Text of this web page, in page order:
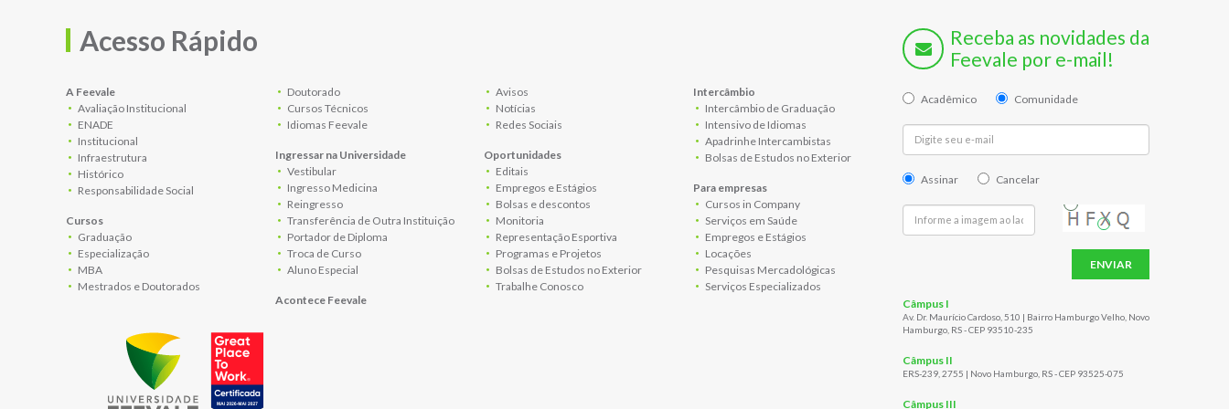
Acesso Rápido
A Feevale
Avaliação Institucional
ENADE
Institucional
Infraestrutura
Histórico
Responsabilidade Social
Cursos
Graduação
Especialização
MBA
Mestrados e Doutorados
Doutorado
Cursos Técnicos
Idiomas Feevale
Ingressar na Universidade
Vestibular
Ingresso Medicina
Reingresso
Transferência de Outra Instituição
Portador de Diploma
Troca de Curso
Aluno Especial
Acontece Feevale
Avisos
Notícias
Redes Sociais
Oportunidades
Editais
Empregos e Estágios
Bolsas e descontos
Monitoria
Representação Esportiva
Programas e Projetos
Bolsas de Estudos no Exterior
Trabalhe Conosco
Intercâmbio
Intercâmbio de Graduação
Intensivo de Idiomas
Apadrinhe Intercambistas
Bolsas de Estudos no Exterior
Para empresas
Cursos in Company
Serviços em Saúde
Empregos e Estágios
Locações
Pesquisas Mercadológicas
Serviços Especializados
Receba as novidades da
Feevale por e-mail!
Acadêmico Comunidade
Assinar Cancelar
ENVIAR
Câmpus I
Av. Dr. Maurício Cardoso, 510 | Bairro Hamburgo Velho, Novo
Hamburgo, RS - CEP 93510-235
Câmpus II
ERS-239, 2755 | Novo Hamburgo, RS - CEP 93525-075
Câmpus III